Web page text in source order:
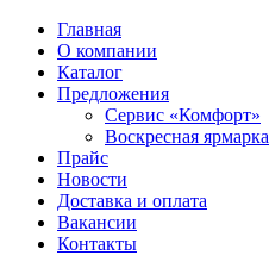
Главная
О компании
Каталог
Предложения
Сервис «Комфорт»
Воскресная ярмарка
Прайс
Новости
Доставка и оплата
Вакансии
Контакты